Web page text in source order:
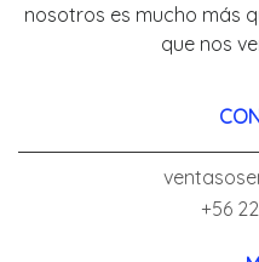
nosotros es mucho más
que nos
+56